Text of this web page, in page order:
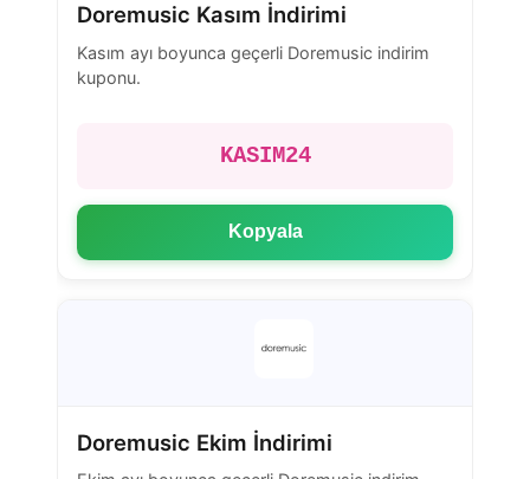
Doremusic Kasım İndirimi
Kasım ayı boyunca geçerli Doremusic indirim
kuponu.
KASIM24
Kopyala
Doremusic Ekim İndirimi